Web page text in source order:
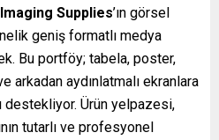
Supplies’ın görsel
geniş formatlı medya
Bu portföy; tabela, poster,
arkadan aydınlatmalı ekranlara
destekliyor. Ürün yelpazesi,
tutarlı ve profesyonel